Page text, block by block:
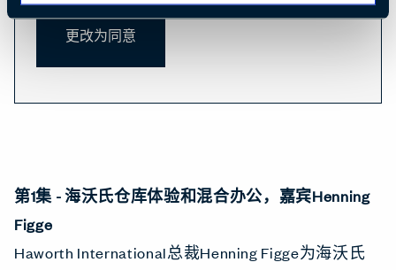
更改为同意
第1集 - 海沃氏仓库体验和混合办公，嘉宾Henning
Figge
Haworth International总裁Henning Figge为海沃氏